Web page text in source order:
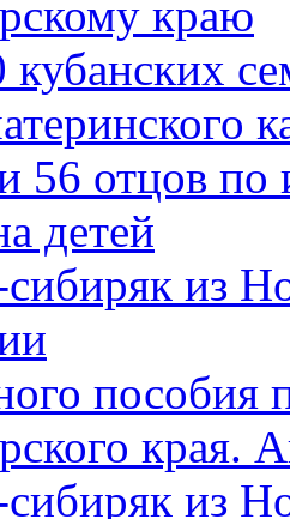
краю
кубанских
56 отцов по
детей
сибиряк из
пособия
края.
из